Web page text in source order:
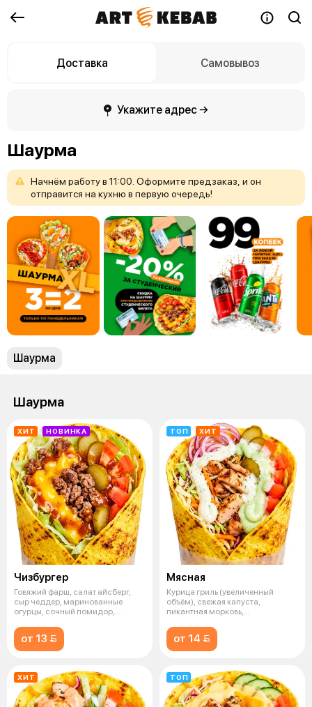
Доставка Самовывоз
Укажите адрес →
Шаурма
Начнём работув 11:00. Оформите предзаказ, и он
отправится на кухню в первую очередь!
Шаурма
Шаурма
ХИТ НОВИНКА
Чизбургер
Говяжий фарш, салат айсберг,
сыр чеддер, маринованные
огурцы, сочный помидор,
от 13 
ТОП ХИТ
Мясная
Курица гриль (увеличенный
объём), свежая капуста,
пикантная морковь,
от 14 
ХИТ ТОП